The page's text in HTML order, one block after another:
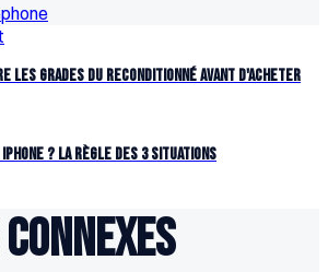
les grades du reconditionné avant d'acheter
? La règle des 3 situations